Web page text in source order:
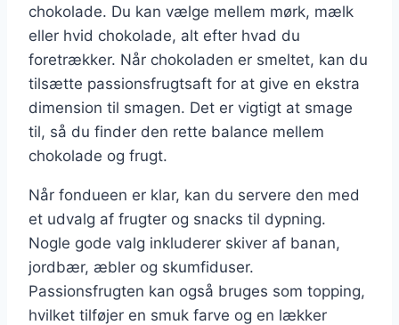
chokolade. Du kan vælge mellem mørk, mælk
eller hvid chokolade, alt efter hvad du
foretrækker. Når chokoladen er smeltet, kan du
tilsætte passionsfrugtsaft for at give en ekstra
dimension til smagen. Det er vigtigt at smage
til, så du finder den rette balance mellem
chokolade og frugt.
Når fondueen er klar, kan du servere den med
et udvalg af frugter og snacks til dypning.
Nogle gode valg inkluderer skiver af banan,
jordbær, æbler og skumfiduser.
Passionsfrugten kan også bruges som topping,
hvilket tilføjer en smuk farve og en lækker